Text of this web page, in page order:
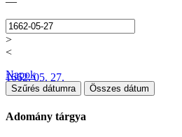
>
<
1662. 05. 27.
Napok
Szűrés dátumra Összes dátum
Adomány tárgya